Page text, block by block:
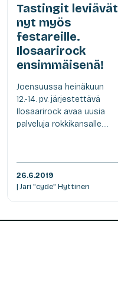
Tastingit leviävät
nyt myös
festareille.
Ilosaarirock
ensimmäisenä!
Joensuussa heinäkuun
12.-14. pv. järjestettävä
Ilosaarirock avaa uusia
palveluja rokkikansalle....
26.6.2019
| Jari "cyde" Hyttinen